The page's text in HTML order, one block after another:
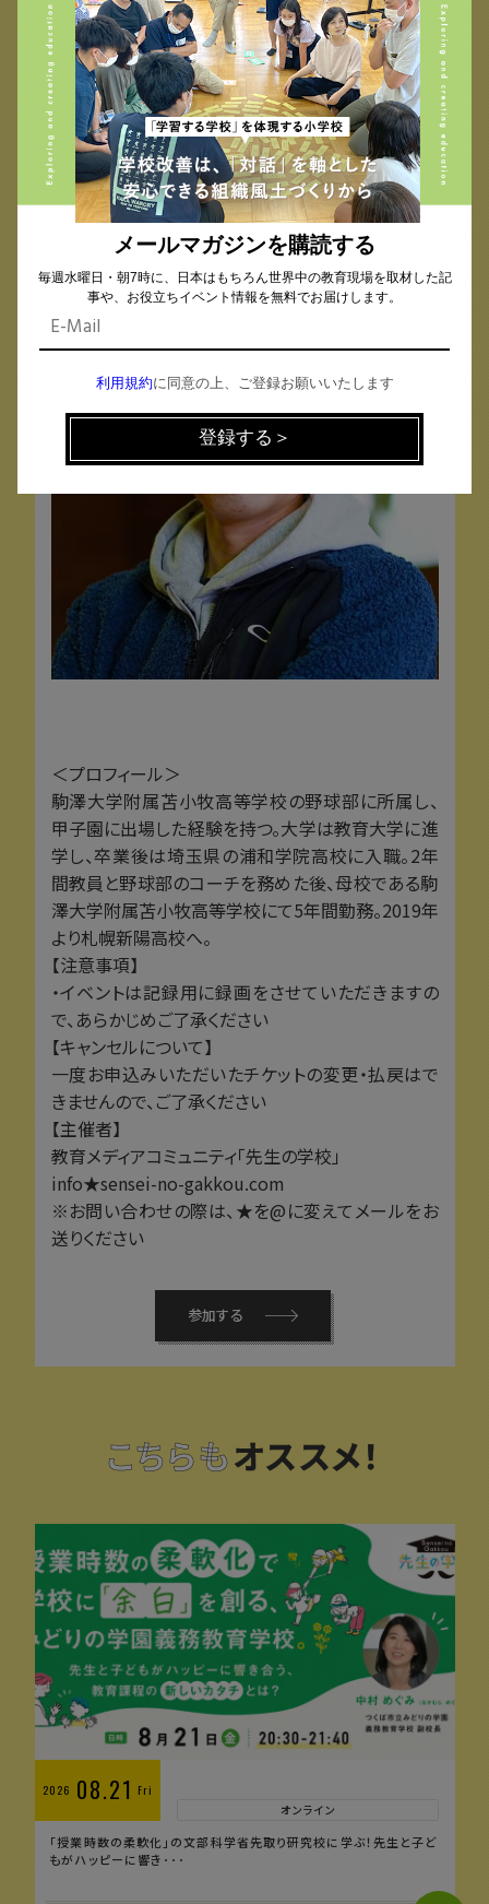
1979年生まれ。幼少期を海外で過ごす。帰国後に同
志社国際中学校に入学。高校時代はサッカー部副主
将。同志社大学法学部卒業後、聖学院中学校高等学
校に公民科教諭として勤務。高校生徒会顧問、社会
科主任、進路指導部長などを務め、2019年より総務
統括部長（教頭）。「教育が変わることによって社会が
変わる、社会を変える」がモットー。
小崎 達也（こさき たつや）さん
​​札幌新陽高等学校 保健体育科教諭、男子野球部顧
＜プロフィール＞
駒澤大学附属苫小牧高等学校の野球部に所属し、
甲子園に出場した経験を持つ。大学は教育大学に進
学し、卒業後は埼玉県の浦和学院高校に入職。2年
間教員と野球部のコーチを務めた後、母校である駒
澤大学附属苫小牧高等学校にて5年間勤務。2019年
より札幌新陽高校へ。
【注意事項】
・イベントは記録用に録画をさせていただきますの
で、あらかじめご了承ください
【キャンセルについて】
一度お申込みいただいたチケットの変更・払戻はで
きませんので、ご了承ください
【主催者】
教育メディアコミュニティ「先生の学校」
info★sensei-no-gakkou.com
※お問い合わせの際は、★を@に変えてメールをお
送りください
参加する
こちらもオススメ！
2026 08.21 Fri
オンライン
「授業時数の柔軟化」の文部科学省先取り研究校に学ぶ！先生と子ど
もがハッピーに響き･･･
メールマガジンを購読する
毎週水曜日・朝7時に、日本はもちろん世界中の教育現場を取材した記
事や、お役立ちイベント情報を無料でお届けします。
利用規約に同意の上、ご登録お願いいたします